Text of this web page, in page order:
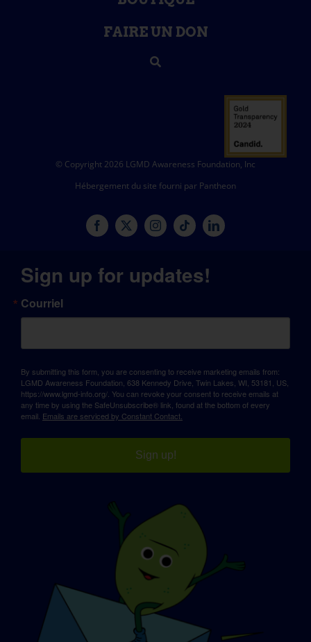
FAIRE UN DON
© Copyright 2026 LGMD Awareness Foundation, Inc
Hébergement du site fourni par Pantheon
Sign up for updates!
Courriel
By submitting this form, you are consenting to receive marketing emails from:
LGMD Awareness Foundation, 638 Kennedy Drive, Twin Lakes, WI, 53181, US,
https://www.lgmd-info.org/. You can revoke your consent to receive emails at
any time by using the SafeUnsubscribe® link, found at the bottom of every
email. Emails are serviced by Constant Contact.
Sign up!